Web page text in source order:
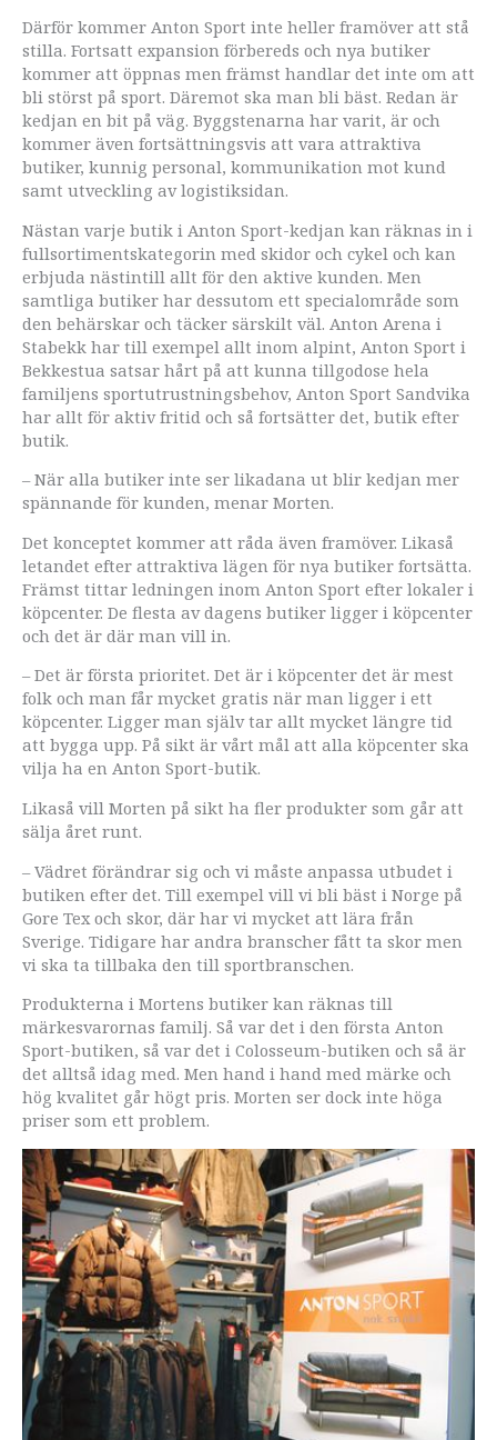
Därför kommer Anton Sport inte heller framöver att stå
stilla. Fortsatt expansion förbereds och nya butiker
kommer att öppnas men främst handlar det inte om att
bli störst på sport. Däremot ska man bli bäst. Redan är
kedjan en bit på väg. Byggstenarna har varit, är och
kommer även fortsättningsvis att vara attraktiva
butiker, kunnig personal, kommunikation mot kund
samt utveckling av logistiksidan.
Nästan varje butik i Anton Sport-kedjan kan räknas in i
fullsortimentskategorin med skidor och cykel och kan
erbjuda nästintill allt för den aktive kunden. Men
samtliga butiker har dessutom ett specialområde som
den behärskar och täcker särskilt väl. Anton Arena i
Stabekk har till exempel allt inom alpint, Anton Sport i
Bekkestua satsar hårt på att kunna tillgodose hela
familjens sportutrustningsbehov, Anton Sport Sandvika
har allt för aktiv fritid och så fortsätter det, butik efter
butik.
– När alla butiker inte ser likadana ut blir kedjan mer
spännande för kunden, menar Morten.
Det konceptet kommer att råda även framöver. Likaså
letandet efter attraktiva lägen för nya butiker fortsätta.
Främst tittar ledningen inom Anton Sport efter lokaler i
köpcenter. De flesta av dagens butiker ligger i köpcenter
och det är där man vill in.
– Det är första prioritet. Det är i köpcenter det är mest
folk och man får mycket gratis när man ligger i ett
köpcenter. Ligger man själv tar allt mycket längre tid
att bygga upp. På sikt är vårt mål att alla köpcenter ska
vilja ha en Anton Sport-butik.
Likaså vill Morten på sikt ha fler produkter som går att
sälja året runt.
– Vädret förändrar sig och vi måste anpassa utbudet i
butiken efter det. Till exempel vill vi bli bäst i Norge på
Gore Tex och skor, där har vi mycket att lära från
Sverige. Tidigare har andra branscher fått ta skor men
vi ska ta tillbaka den till sportbranschen.
Produkterna i Mortens butiker kan räknas till
märkesvarornas familj. Så var det i den första Anton
Sport-butiken, så var det i Colosseum-butiken och så är
det alltså idag med. Men hand i hand med märke och
hög kvalitet går högt pris. Morten ser dock inte höga
priser som ett problem.